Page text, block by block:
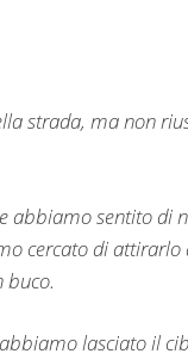
strada, ma non
abbiamo sentito
cercato di
buco.
lasciato il